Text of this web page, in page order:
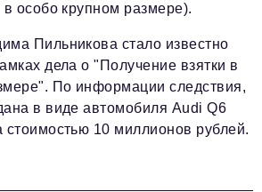
редакционная подписка
в особо крупном размере).
Пильникова стало известно
дела о "Получение взятки в
По информации следствия,
в виде автомобиля Audi Q6
стоимостью 10 миллионов рублей.